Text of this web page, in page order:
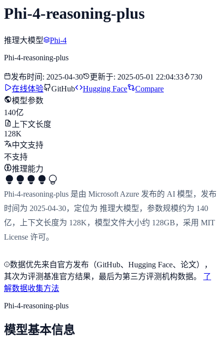
Phi-4-reasoning-plus
推理大模型 Phi-4
Phi-4-reasoning-plus
发布时间 : 2025-04-30 更新于: 2025-05-01 22:04:33
730
在线体验
GitHub Hugging Face
Compare
模型参数
140亿
上下文长度
128K
中文支持
不支持
推理能力
Phi-4-reasoning-plus 是由 Microsoft Azure 发布的 AI 模型，发布
时间为 2025-04-30，定位为 推理大模型，参数规模约为 140
亿，上下文长度为 128K，模型文件大小约 128GB，采用 MIT
License 许可。
数据优先来自官方发布（GitHub、Hugging Face、论文），
其次为评测基准官方结果，最后为第三方评测机构数据。
了
解数据收集方法
Phi-4-reasoning-plus
模型基本信息